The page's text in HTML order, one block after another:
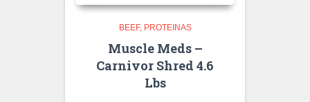
BEEF PROTEINAS
Muscle Meds –
Carnivor Shred 4.6
Lbs